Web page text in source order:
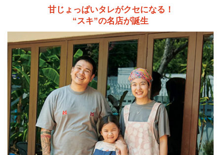
甘じょっぱいタレがクセになる！
“スキ”の名店が誕生